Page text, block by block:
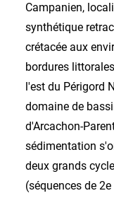
Campanien,
synthétique
crétacée aux
bordures
l'est du Périgord
domaine de
d'Arcachon-
sédimentation
deux grands
(séquences de